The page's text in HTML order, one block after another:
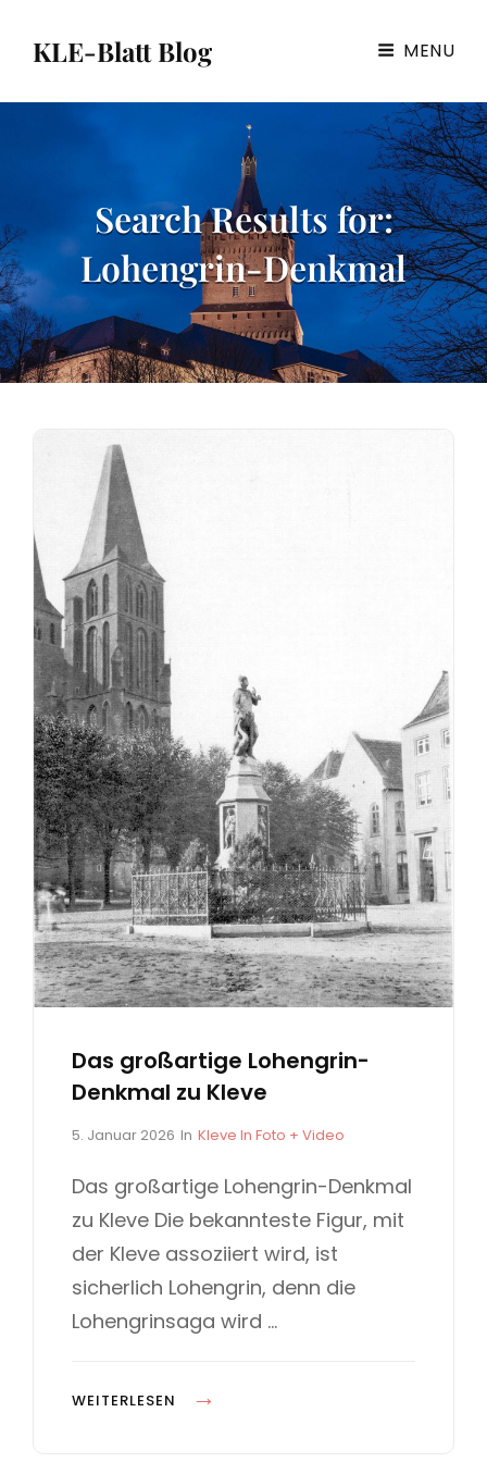
KLE-Blatt Blog MENU
Search Results for:
Lohengrin-Denkmal
Das großartige Lohengrin-
Denkmal zu Kleve
P
s
e
d
n
5. Januar 2026 In C
T
E
G
O
I
E
S
Kleve In Foto + Video
Das großartige Lohengrin-Denkmal
zu Kleve Die bekannteste Figur, mit
der Kleve assoziiert wird, ist
sicherlich Lohengrin, denn die
Lohengrinsaga wird …
WEITERLESEN